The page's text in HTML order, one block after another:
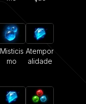
Misticis
mo
Atempor
alidade